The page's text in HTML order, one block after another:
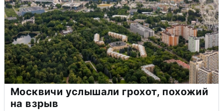
Москвичи услышали грохот, похожий
на взрыв